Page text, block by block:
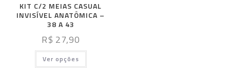
KIT C/2 MEIAS CASUAL
INVISÍVEL ANATÔMICA –
38 A 43
R$ 27,90
Ver opções